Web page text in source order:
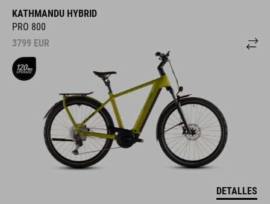
KATHMANDU HYBRID
PRO 800
3799 EUR
DETALLES